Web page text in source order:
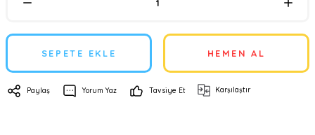
SEPETE EKLE HEMEN AL
Paylaş Yorum Yaz Tavsiye Et Karşılaştır